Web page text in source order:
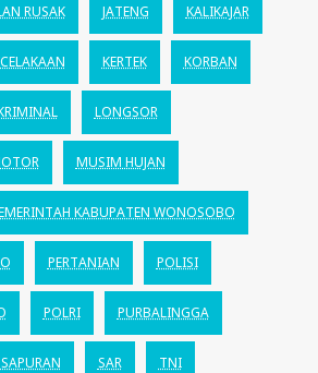
RUSAK JATENG KALIKAJAR
KERTEK KORBAN
LONGSOR
MUSIM HUJAN
KABUPATEN WONOSOBO
PERTANIAN POLISI
POLRI PURBALINGGA
SAPURAN SAR TNI